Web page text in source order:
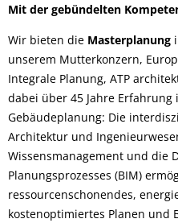
Mit der gebündelten
Wir bieten die Masterplanung
unserem Mutterkonzern,
Integrale Planung, ATP
dabei über 45 Jahre
Gebäudeplanung: Die
Architektur und
Wissensmanagement und die
Planungsprozesses (BIM)
ressourcenschonendes,
kostenoptimiertes Planen und